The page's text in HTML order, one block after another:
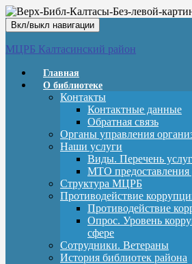
Вкл/выкл навигации
МЦРБ Калтасинский район
Главная
О библиотеке
Контакты
Контактные данные
Обратная связь
Органы управления
Наши услуги
Виды. Перечень услуг
МТО предоставления
Структура МЦРБ
Противодействие
Противодействие
Опрос. Уровень
сфере
Сотрудники. Ветераны
История библиотек района